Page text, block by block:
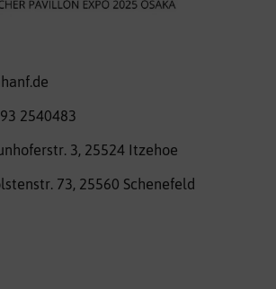
2540483
3, 25524 Itzehoe
73, 25560 Schenefeld